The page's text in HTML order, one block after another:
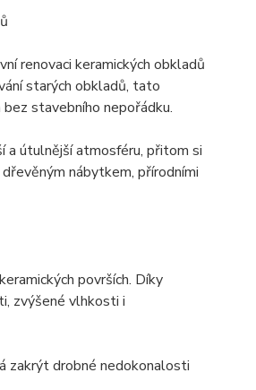
renovaci keramických obkladů
starých obkladů, tato
stavebního nepořádku.
a útulnější atmosféru, přitom si
nábytkem, přírodními
površích. Díky
zvýšené vlhkosti i
zakrýt drobné nedokonalosti